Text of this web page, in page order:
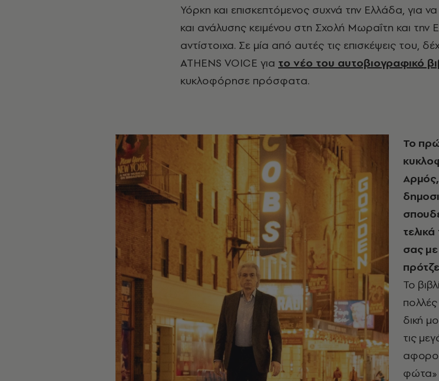
Υόρκη και επισκεπτόμενος συχνά την Ελλάδα, για να
και ανάλυσης κειμένου στη Σχολή Μωραΐτη και την
αντίστοιχα. Σε μία από αυτές τις επισκέψεις του,
ATHENS VOICE για το νέο του αυτοβιογραφικό
κυκλοφόρησε πρόσφατα.
Το
Αρμός,
σας
Το
δική
τις
φώτα»